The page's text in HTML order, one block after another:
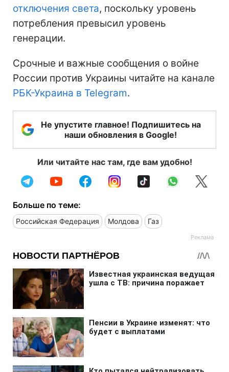
отключения света, поскольку уровень
потребления превысил уровень
генерации.
Срочные и важные сообщения о войне
России против Украины читайте на канале
РБК-Украина в Telegram.
Не упустите главное! Подпишитесь на
наши обновления в Google!
Или читайте нас там, где вам удобно!
Больше по теме:
Российская Федерация Молдова Газ